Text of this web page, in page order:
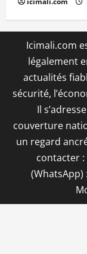
Icimali.com
légalement
actualités
sécurité,
Il
couverture
un regard
contacter :
(WhatsApp)